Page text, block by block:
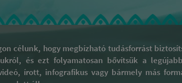
célunk, hogy megbízható tudásforrást
és ezt folyamatosan bővítsük a
írott, infografikus vagy bármely más